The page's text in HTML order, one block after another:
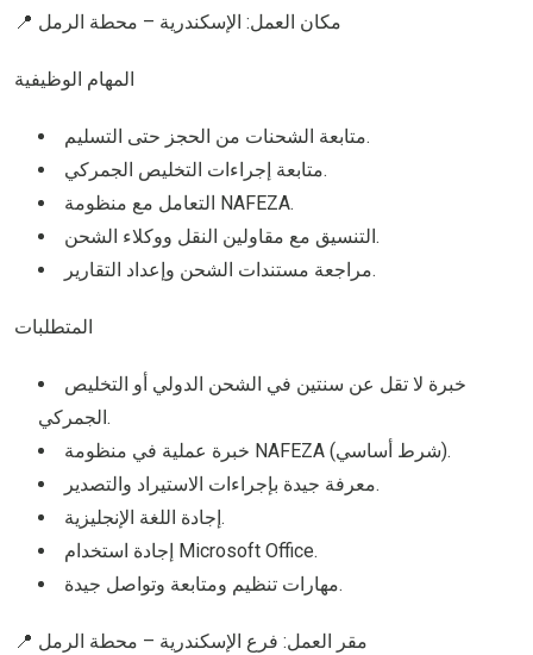
📍 مكان العمل: الإسكندرية – محطة الرمل
المهام الوظيفية
متابعة الشحنات من الحجز حتى التسليم.
متابعة إجراءات التخليص الجمركي.
التعامل مع منظومة NAFEZA.
التنسيق مع مقاولين النقل ووكلاء الشحن.
مراجعة مستندات الشحن وإعداد التقارير.
المتطلبات
خبرة لا تقل عن سنتين في الشحن الدولي أو التخليص
الجمركي.
خبرة عملية في منظومة NAFEZA (شرط أساسي).
معرفة جيدة بإجراءات الاستيراد والتصدير.
إجادة اللغة الإنجليزية.
إجادة استخدام Microsoft Office.
مهارات تنظيم ومتابعة وتواصل جيدة.
📍 مقر العمل: فرع الإسكندرية – محطة الرمل